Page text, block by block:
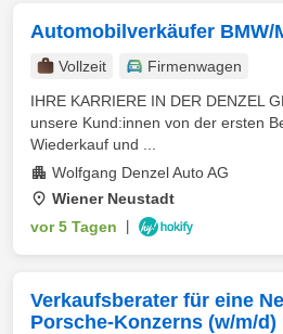
Automobilverkäufer BMW/
Vollzeit
Firmenwagen
IHRE KARRIERE IN DER DENZEL
unsere Kund:innen von der ersten
Wiederkauf und ...
Wolfgang Denzel Auto AG
Wiener Neustadt
vor 5 Tagen
Verkaufsberater für eine
Porsche-Konzerns (w/m/d)